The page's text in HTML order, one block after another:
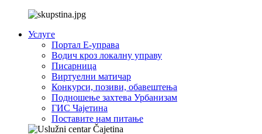
Услуге
Портал Е-управа
Водич кроз локалну управу
Писарница
Виртуелни матичар
Конкурси, позиви, обавештења
Подношење захтева Урбанизам
ГИС Чајетина
Поставите нам питање